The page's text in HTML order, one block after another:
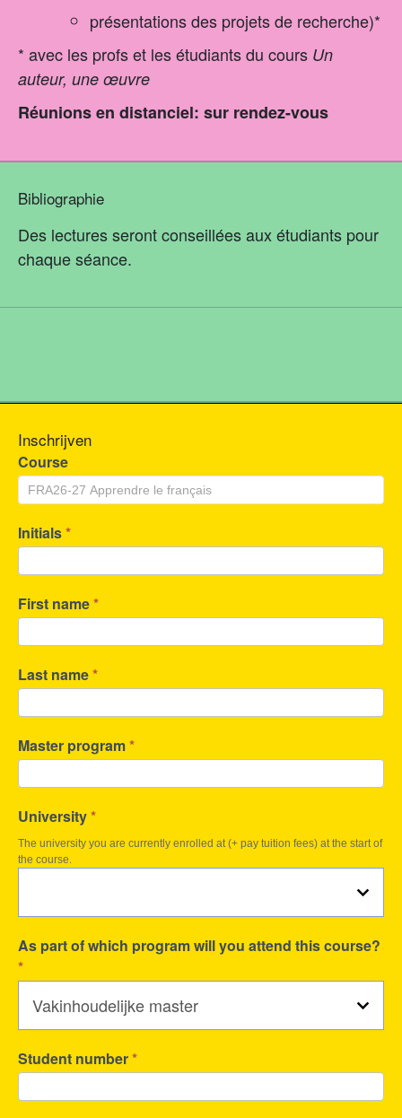
présentations des projets de recherche)*
* avec les profs et les étudiants du cours Un
auteur, une œuvre
Réunions en distanciel: sur rendez-vous
Bibliographie
Des lectures seront conseillées aux étudiants pour
chaque séance.
Inschrijven
Course
Initials*
First name*
Last name*
Master program*
University*
The university you are currently enrolled at (+ pay tuition fees) at the start of
the course.
As part of which program will you attend this course?
*
Student number*